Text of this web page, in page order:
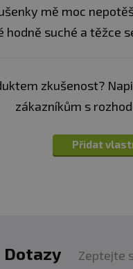
mě moc
hodně suché a těžce
zkušenost?
zákazníkům s
Přidat
Dotazy Zeptejte